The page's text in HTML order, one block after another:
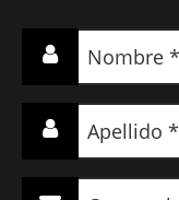
Nombre
(Required)
Apellido
(Required)